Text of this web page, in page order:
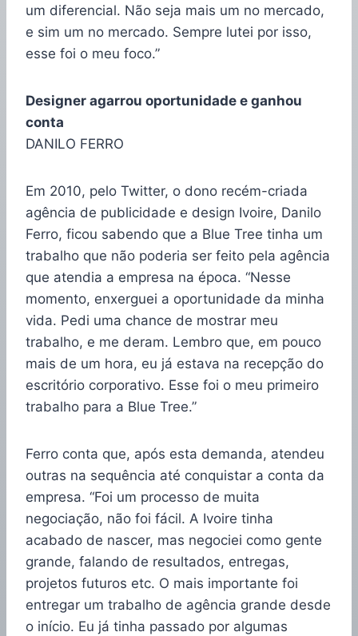
um diferencial. Não seja mais um no mercado,
e sim um no mercado. Sempre lutei por isso,
esse foi o meu foco.”
Designer agarrou oportunidade e ganhou
conta
DANILO FERRO
Em 2010, pelo Twitter, o dono recém-criada
agência de publicidade e design Ivoire, Danilo
Ferro, ficou sabendo que a Blue Tree tinha um
trabalho que não poderia ser feito pela agência
que atendia a empresa na época. “Nesse
momento, enxerguei a oportunidade da minha
vida. Pedi uma chance de mostrar meu
trabalho, e me deram. Lembro que, em pouco
mais de um hora, eu já estava na recepção do
escritório corporativo. Esse foi o meu primeiro
trabalho para a Blue Tree.”
Ferro conta que, após esta demanda, atendeu
outras na sequência até conquistar a conta da
empresa. “Foi um processo de muita
negociação, não foi fácil. A Ivoire tinha
acabado de nascer, mas negociei como gente
grande, falando de resultados, entregas,
projetos futuros etc. O mais importante foi
entregar um trabalho de agência grande desde
o início. Eu já tinha passado por algumas